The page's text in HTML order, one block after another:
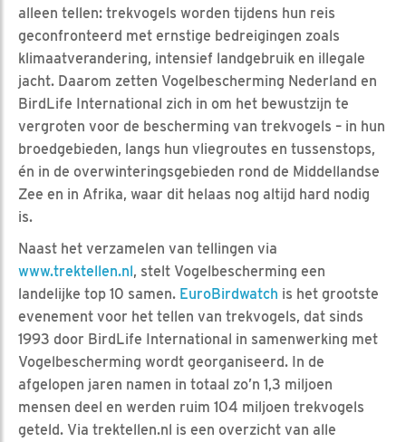
alleen tellen: trekvogels worden tijdens hun reis
geconfronteerd met ernstige bedreigingen zoals
klimaatverandering, intensief landgebruik en illegale
jacht. Daarom zetten Vogelbescherming Nederland en
BirdLife International zich in om het bewustzijn te
vergroten voor de bescherming van trekvogels – in hun
broedgebieden, langs hun vliegroutes en tussenstops,
én in de overwinteringsgebieden rond de Middellandse
Zee en in Afrika, waar dit helaas nog altijd hard nodig
is.
Naast het verzamelen van tellingen via
www.trektellen.nl, stelt Vogelbescherming een
landelijke top 10 samen. EuroBirdwatch is het grootste
evenement voor het tellen van trekvogels, dat sinds
1993 door BirdLife International in samenwerking met
Vogelbescherming wordt georganiseerd. In de
afgelopen jaren namen in totaal zo’n 1,3 miljoen
mensen deel en werden ruim 104 miljoen trekvogels
geteld. Via trektellen.nl is een overzicht van alle